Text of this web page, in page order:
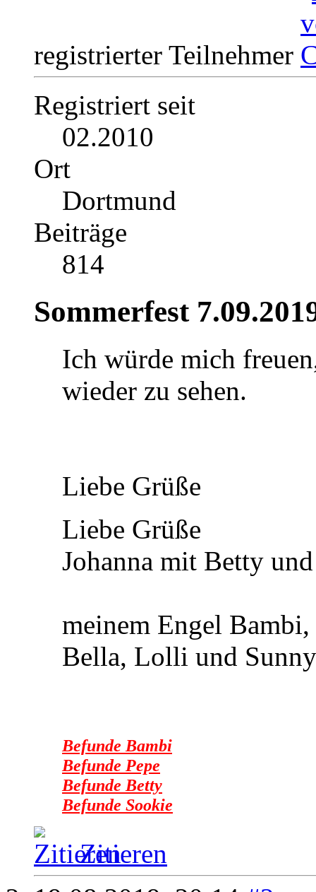
registrierter Teilnehmer
Registriert seit
02.2010
Ort
Dortmund
Beiträge
814
Sommerfest
Ich würde mich
wieder zu sehen.
Liebe Grüße
Liebe Grüße
Johanna mit Betty
meinem Engel
Bella, Lolli und
Befunde Bambi
Befunde Pepe
Befunde Betty
Befunde Sookie
Zitieren